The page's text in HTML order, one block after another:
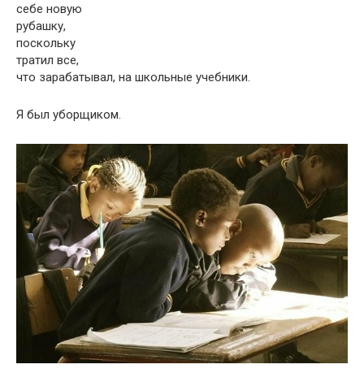
себе новую
рубашку,
поскольку
тратил все,
что зарабатывал, на школьные учебники.
Я был уборщиком.